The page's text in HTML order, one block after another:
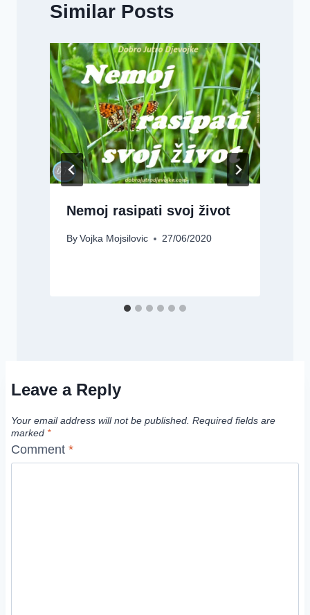
Similar Posts
Nemoj rasipati svoj život
ByVojka Mojsilovic 27/06/2020
Leave a Reply
Your email address will not be published. Required fields are
marked *
Comment *